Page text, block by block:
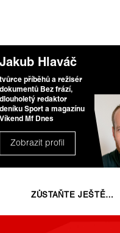
Jakub Hlaváč
tvůrce příběhů a režisér
dokumentů Bez frází,
dlouholetý redaktor
deníku Sport a magazínu
Víkend Mf Dnes
Zobrazit profil
ZŮSTAŇTE JEŠTĚ…